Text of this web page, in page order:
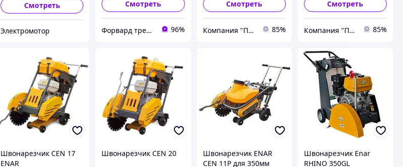
Смотреть
Электромотор
Смотреть
Форвард трейдинг груп ООО 96%
Смотреть
Компания "Пром Инструмент" - инструмент для профессионалов 85%
Смотреть
Компания "Пром Инструмент" - инструмент для профессионалов 85%
Швонарезчик CEN 17
ENAR
Швонарезчик CEN 20 Швонарезчик ENAR
CEN 11P для 350мм
Швонарезчик Enar
RHINO 350GL